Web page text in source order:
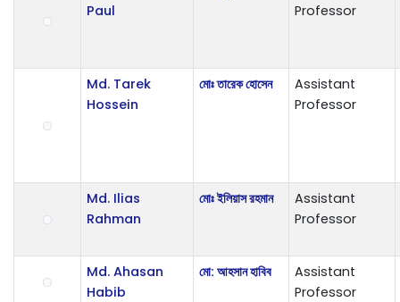
Paul
Professor
Md. Tarek
Hossein
মোঃ তারেক হোসেন
Assistant
Professor
Md. Ilias
Rahman
মোঃ ইলিয়াস রহমান
Assistant
Professor
Md. Ahasan
Habib
মো: আহসান হাবিব
Assistant
Professor